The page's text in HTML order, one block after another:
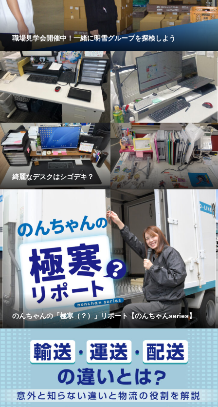
職場見学会開催中！一緒に明雪グループを探検しよう
綺麗なデスクはシゴデキ？
のんちゃんの「極寒（？）」リポート【のんちゃんseries】